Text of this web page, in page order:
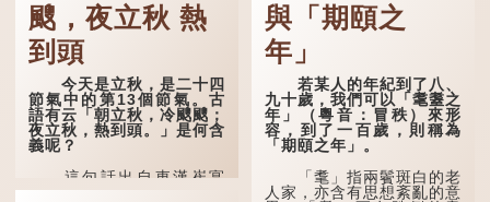
颼，夜立秋 熱
到頭
今天是立秋，是二十四
節氣中的第13個節氣。古
語有云「朝立秋，冷颼颼；
夜立秋，熱到頭。」是何含
義呢？
這句話出自東漢崔寔
《四民月令》：「朝立秋，
與「期頤之
年」
若某人的年紀到了八、
九十歲，我們可以「耄耋之
年」（粵音：冒秩）來形
容，到了一百歲，則稱為
「期頤之年」。
「耄」指兩鬢斑白的老
人家，亦含有思想紊亂的意